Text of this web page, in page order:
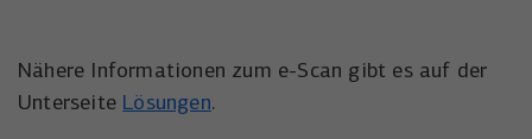
Nähere Informationen zum e-Scan gibt es auf der
Unterseite Lösungen.